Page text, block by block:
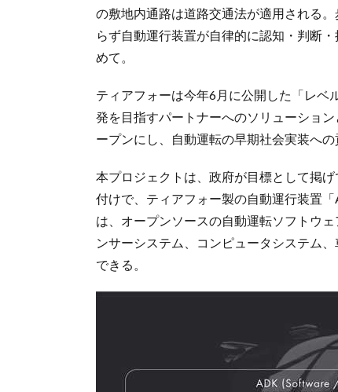
の敷地内通路は道路交通法が適用される
らず自動運行装置が自律的に認知・判断
めて。
ティアフォーは今年6月に公開した「レベ
発を目指すパートナーへのソリューショ
ープンにし、自動運転の早期社会実装への
本プロジェクトは、政府が目標として掲
付けで、ティアフォー製の自動運行装置
は、オープンソースの自動運転ソフトウ
ンサーシステム、コンピュータシステム
できる。